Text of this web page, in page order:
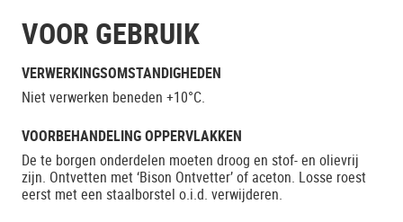
VOOR GEBRUIK
VERWERKINGSOMSTANDIGHEDEN
Niet verwerken beneden +10°C.
VOORBEHANDELING OPPERVLAKKEN
De te borgen onderdelen moeten droog en stof- en olievrij
zijn. Ontvetten met ‘Bison Ontvetter’ of aceton. Losse roest
eerst met een staalborstel o.i.d. verwijderen.